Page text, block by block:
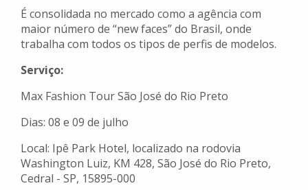
É consolidada no mercado como a agência com
maior número de “new faces” do Brasil, onde
trabalha com todos os tipos de perfis de modelos.
Serviço:
Max Fashion Tour São José do Rio Preto
Dias: 08 e 09 de julho
Local: Ipê Park Hotel, localizado na rodovia
Washington Luiz, KM 428, São José do Rio Preto,
Cedral - SP, 15895-000